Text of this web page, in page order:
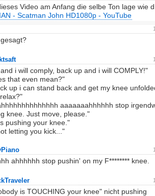
Video am Anfang die selbe Ton lage wie
- Scatman John HD1080p - YouTube
i will comply, back up and i will COMPLY!"
that even mean?"
up i can stand back and get my knee
aaaaaaahhhhhh stop
knee. Just move, please."
pushing your knee."
letting you kick..."
ahhhhhh stop pushin' on my F******** knee.
is TOUCHING your knee" nicht pushing